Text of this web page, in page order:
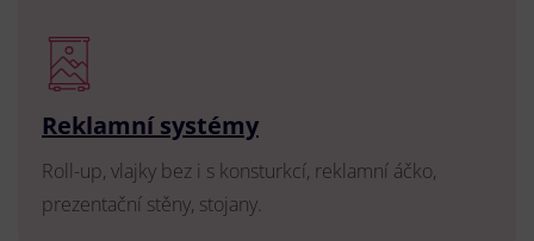
Reklamní systémy
Roll-up, vlajky bez i s konsturkcí, reklamní áčko,
prezentační stěny, stojany.